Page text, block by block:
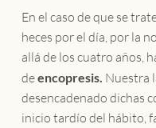
En el caso de que se
heces por el día, por la
allá de los cuatro años,
deencopresis. Nuestra
desencadenado dichas
inicio tardío del hábito,